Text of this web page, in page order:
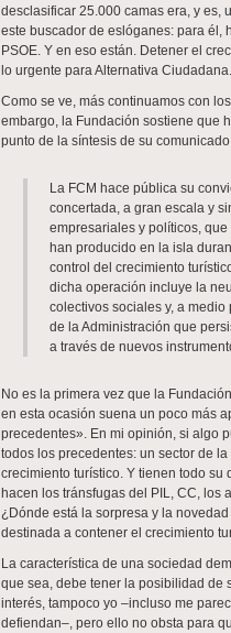
desclasificar 25.000 camas era, y es,
este buscador de eslóganes: para él,
PSOE. Y en eso están. Detener el
lo urgente para Alternativa Ciudadana.
Como se ve, más continuamos con
embargo, la Fundación sostiene que
punto de la síntesis de su
La FCM hace pública su
concertada, a gran escala y
empresariales y políticos,
han producido en la isla
control del crecimiento
dicha operación incluye la
colectivos sociales y, a
de la Administración que
a través de nuevos
No es la primera vez que la
en esta ocasión suena un poco más
precedentes». En mi opinión, si algo
todos los precedentes: un sector de
crecimiento turístico. Y tienen todo
hacen los tránsfugas del PIL, CC, los
¿Dónde está la sorpresa y la
destinada a contener el crecimiento
La característica de una sociedad
que sea, debe tener la posibilidad de
interés, tampoco yo –incluso me
defiendan–, pero ello no obsta para